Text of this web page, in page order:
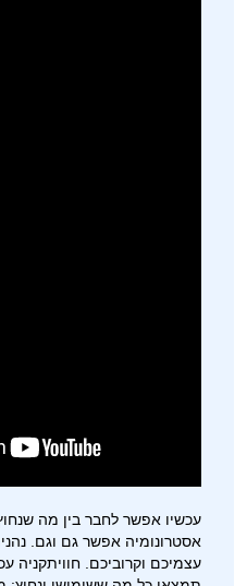
עכשיו אפשר לחבר בין מה
אסטרונומיה אפשר גם וגם.
עצמיכם וקרוביכם. חוויתקניה